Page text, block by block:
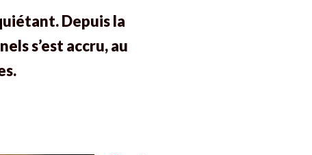
Depuis la
s’est accru, au